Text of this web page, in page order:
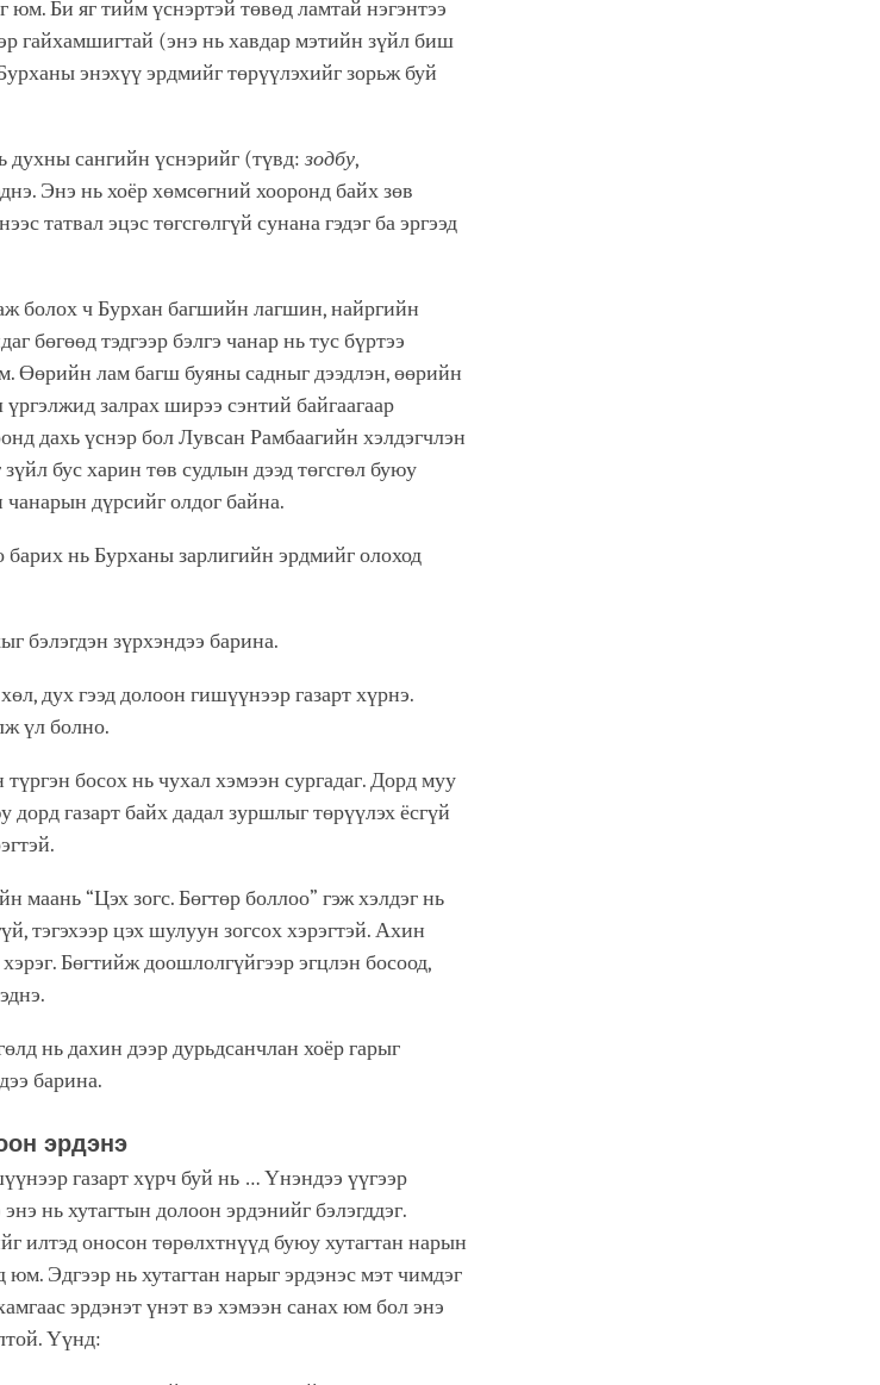
Би яг тийм үснэртэй төвөд ламтай нэгэнтээ
гайхамшигтай (энэ нь хавдар мэтийн зүйл биш
энэхүү эрдмийг төрүүлэхийг зорьж буй
духны сангийн үснэрийг (түвд: зодбу,
Энэ нь хоёр хөмсөгний хооронд байх зөв
татвал эцэс төгсгөлгүй сунана гэдэг ба эргээд
болох ч Бурхан багшийн лагшин, найргийн
бөгөөд тэдгээр бэлгэ чанар нь тус бүртээ
Өөрийн лам багш буяны садныг дээдлэн, өөрийн
залрах ширээ сэнтий байгаагаар
дахь үснэр бол Лувсан Рамбаагийн хэлдэгчлэн
бус харин төв судлын дээд төгсгөл буюу
дүрсийг олдог байна.
барих нь Бурханы зарлигийн эрдмийг олоход
бэлэгдэн зүрхэндээ барина.
дух гээд долоон гишүүнээр газарт хүрнэ.
үл болно.
түргэн босох нь чухал хэмээн сургадаг. Дорд муу
газарт байх дадал зуршлыг төрүүлэх ёсгүй
маань “Цэх зогс. Бөгтөр боллоо” гэж хэлдэг нь
тэгэхээр цэх шулуун зогсох хэрэгтэй. Ахин
Бөгтийж доошлолгүйгээр эгцлэн босоод,
нь дахин дээр дурьдсанчлан хоёр гарыг
барина.
эрдэнэ
газарт хүрч буй нь … Үнэндээ үүгээр
нь хутагтын долоон эрдэнийг бэлэгддэг.
илтэд оносон төрөлхтнүүд буюу хутагтан нарын
юм. Эдгээр нь хутагтан нарыг эрдэнэс мэт чимдэг
эрдэнэт үнэт вэ хэмээн санах юм бол энэ
Үүнд: